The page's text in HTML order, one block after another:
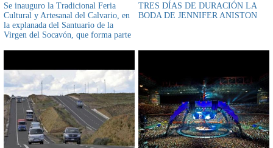
Se inauguro la Tradicional Feria
Cultural y Artesanal del Calvario, en
la explanada del Santuario de la
Virgen del Socavón, que forma parte
TRES DÍAS DE DURACIÓN LA
BODA DE JENNIFER ANISTON